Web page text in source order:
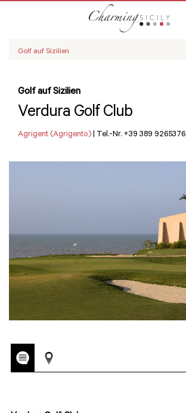
Golf auf Sizilien
Golf auf Sizilien
Verdura Golf Club
Agrigent (Agrigento) | Tel.-Nr. +39 389 9265376